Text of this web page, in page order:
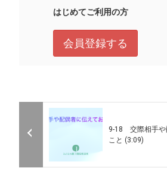
9-18 交際相手や
こと (3:09)